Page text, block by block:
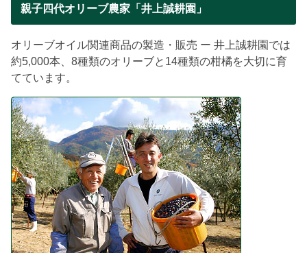
親子四代オリーブ農家「井上誠耕園」
オリーブオイル関連商品の製造・販売 ー 井上誠耕園では
約5,000本、8種類のオリーブと14種類の柑橘を大切に育
てています。